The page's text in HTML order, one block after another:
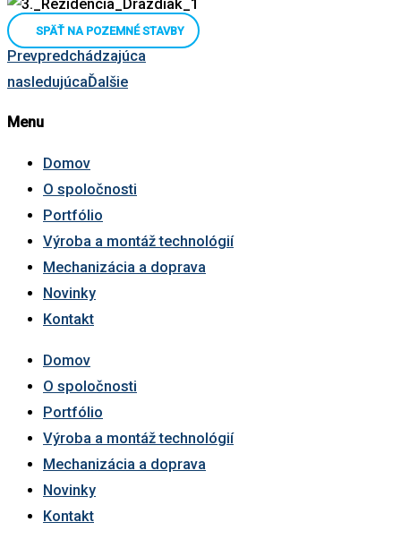
SPÄŤ NA POZEMNÉ STAVBY
Prevpredchádzajúca
nasledujúcaĎalšie
Menu
Domov
O spoločnosti
Portfólio
Výroba a montáž technológií
Mechanizácia a doprava
Novinky
Kontakt
Domov
O spoločnosti
Portfólio
Výroba a montáž technológií
Mechanizácia a doprava
Novinky
Kontakt